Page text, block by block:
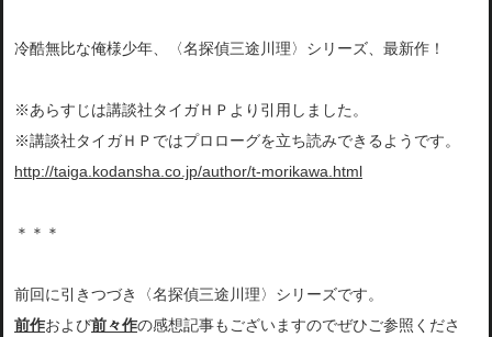
冷酷無比な俺様少年、〈名探偵三途川理〉シリーズ、最新作！
※あらすじは講談社タイガＨＰより引用しました。
※講談社タイガＨＰではプロローグを立ち読みできるようです。
http://taiga.kodansha.co.jp/author/t-morikawa.html
＊＊＊
前回に引きつづき〈名探偵三途川理〉シリーズです。
前作および前々作の感想記事もございますのでぜひご参照くださ